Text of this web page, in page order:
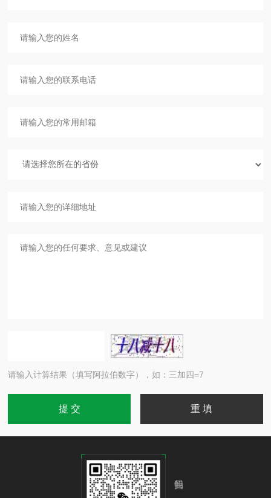
请输入计算结果（填写阿拉伯数字），如：三加四=7